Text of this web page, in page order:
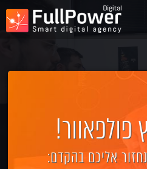
פולפאוור!
אליכם בהקדם: